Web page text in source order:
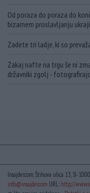
Od poraza do poraza do
bizarnem proslavljanju
Zadete tri ladje, ki so
Zakaj nafte na trgu še ni
državniki zgolj -
Insajder.com, Štihova ulica 13, SI-
info@insajder.com URL: http://